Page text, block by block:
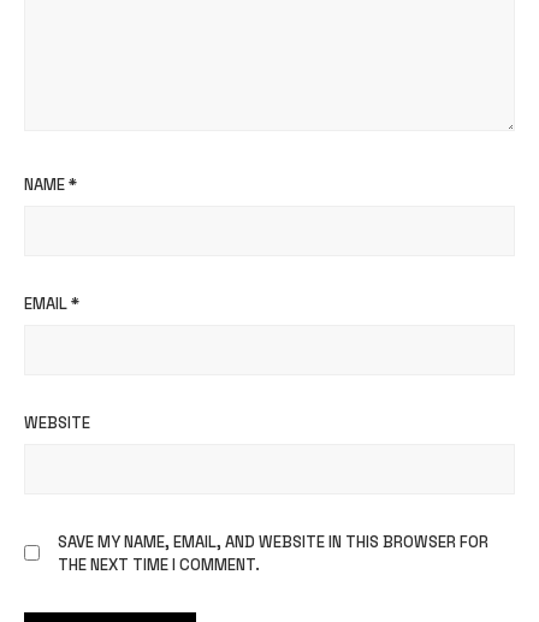
NAME*
EMAIL*
WEBSITE
SAVE MY NAME, EMAIL, AND WEBSITE IN THIS BROWSER FOR
THE NEXT TIME I COMMENT.